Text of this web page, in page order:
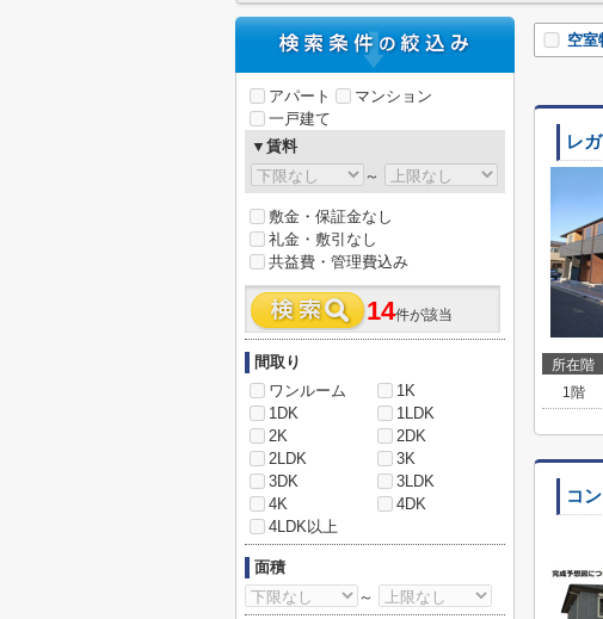
空室
レ
所在階
1階
コ
アパート
マンション
一戸建て
▼賃料
～
敷金・保証金なし
礼金・敷引なし
共益費・管理費込み
14件が該当
間取り
ワンルーム
1K
1DK
1LDK
2K
2DK
2LDK
3K
3DK
3LDK
4K
4DK
4LDK以上
面積
～